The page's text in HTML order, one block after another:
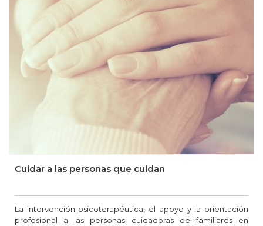
Cuidar a las personas que cuidan
La intervención psicoterapéutica, el apoyo y la orientación
profesional a las personas cuidadoras de familiares en